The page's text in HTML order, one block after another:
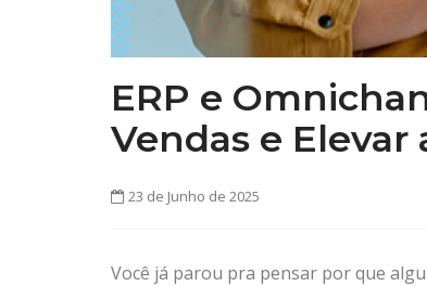
ERP e
Vendas e
23 de Junho de 2025
Você já parou pra pensar por que